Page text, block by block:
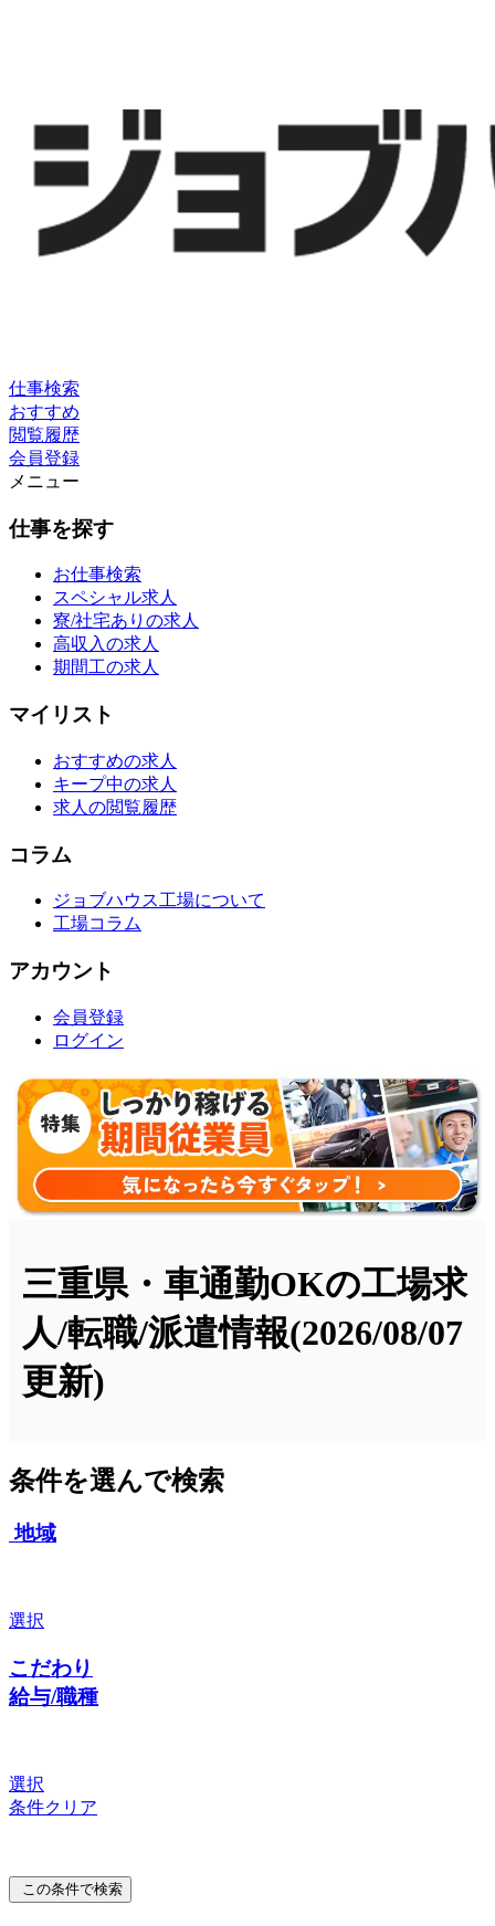
仕事検索
おすすめ
閲覧履歴
会員登録
メニュー
仕事を探す
お仕事検索
スペシャル求人
寮/社宅ありの求人
高収入の求人
期間工の求人
マイリスト
おすすめの求人
キープ中の求人
求人の閲覧履歴
コラム
ジョブハウス工場について
工場コラム
アカウント
会員登録
ログイン
三重県・車通勤OKの工場求
人/転職/派遣情報(2026/08/07
更新)
条件を選んで検索
地域
選択
こだわり
給与/職種
選択
条件クリア
この条件で検索